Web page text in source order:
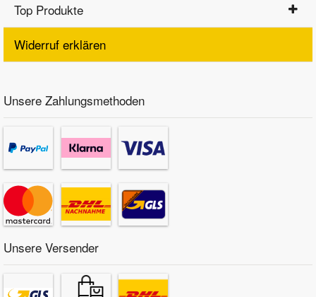
Top Produkte
Widerruf erklären
Unsere Zahlungsmethoden
Unsere Versender